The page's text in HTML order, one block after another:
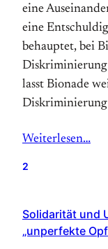
eine
eine
behauptet, bei
lasst Bionade
Diskriminierung
Weiterlesen…
2
Solidarität und
„unperfekte